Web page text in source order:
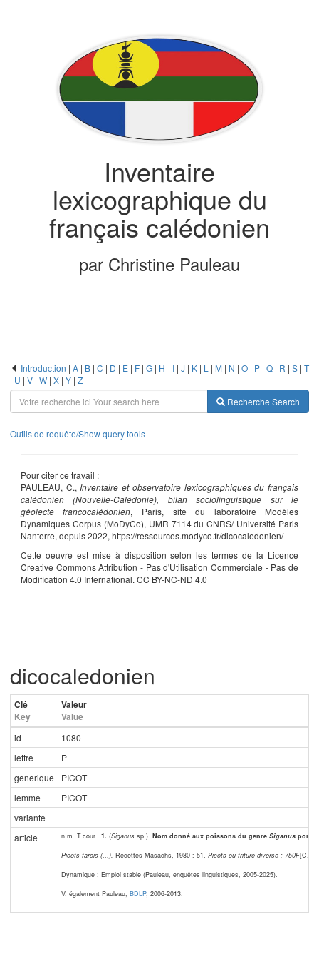
Inventaire
lexicographique du
français calédonien
par Christine Pauleau
Introduction |A | B |C | D | E | F |G | H | I| J | K| L | M| N | O| P|Q | R |S |T
| U | V| W| X| Y| Z
Recherche Search
Outils de requête/Show query tools
Pour citer ce travail :
PAULEAU, C., Inventaire et observatoire lexicographiques du français
calédonien (Nouvelle-Calédonie), bilan sociolinguistique sur le
géolecte francocalédonien, Paris, site du laboratoire Modèles
Dynamiques Corpus (MoDyCo), UMR 7114 du CNRS/ Université Paris
Nanterre, depuis 2022, https://ressources.modyco.fr/dicocaledonien/
Cette oeuvre est mise à disposition selon les termes de la Licence
Creative Commons Attribution - Pas d'Utilisation Commerciale - Pas de
Modification 4.0 International. CC BY-NC-ND 4.0
dicocaledonien
Clé
Key
Valeur
Value
id
1080
lettre
P
generique
PICOT
lemme
PICOT
variante
article
n.m. T.cour. 1. (Siganus sp.). Nom donné aux poissons du genre Siganus
Picots farcis (…). Recettes Masachs, 1980 : 51. Picots ou friture diverse : 750F
Dynamique: Emploi stable (Pauleau, enquêtes linguistiques, 2005-2025).
V. également Pauleau, BDLP, 2006-2013.